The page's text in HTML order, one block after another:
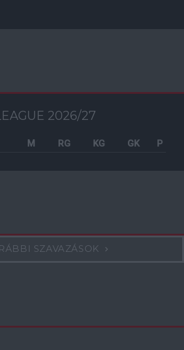
2026/27
M RG KG GK P
SZAVAZÁSOK